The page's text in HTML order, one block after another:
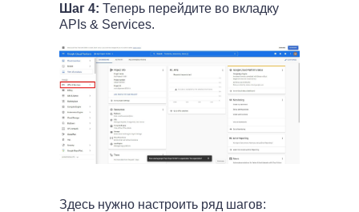
Шаг 4: Теперь перейдите во вкладку
APIs & Services.
Здесь нужно настроить ряд шагов: